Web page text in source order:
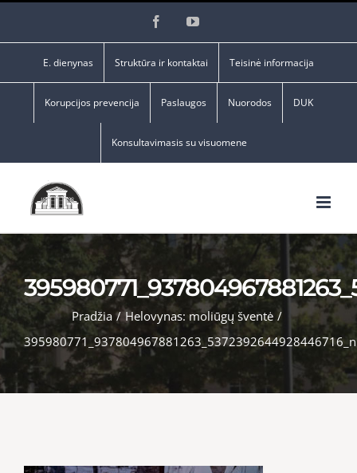
FacebookYouTube
E. dienynas Struktūra ir kontaktai Teisinė informacija
Korupcijos prevencija Paslaugos Nuorodos DUK
Konsultavimasis su visuomene
Pradžia / Helovynas: moliūgų šventė /
395980771_937804967881263_5372392644928446716_n